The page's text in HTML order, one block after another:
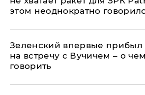
этом неоднократно
Зеленский впервые
на встречу с Вучичем – о
говорить